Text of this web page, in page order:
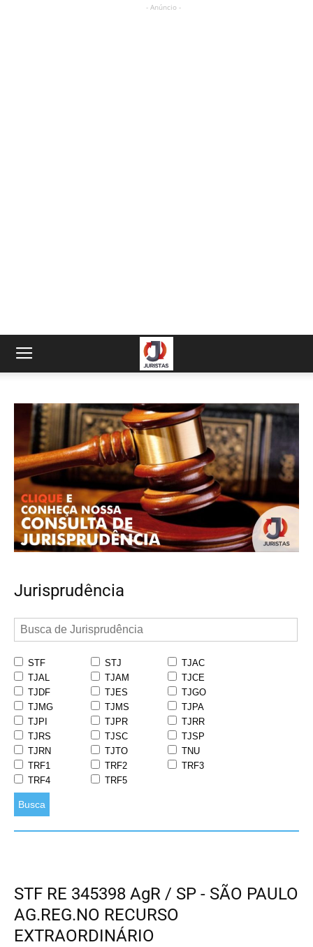
- Anúncio -
Jurisprudência
STF STJ
TJAC
TJAL
TJAM
TJCE
TJDF
TJES
TJGO
TJMG
TJMS
TJPA
TJPI
TJPR
TJRR
TJRS
TJSC
TJSP
TJRN
TJTO
TNU
TRF1
TRF2
TRF3
TRF4
TRF5
Busca
STF RE 345398 AgR / SP - SÃO PAULO
AG.REG.NO RECURSO
EXTRAORDINÁRIO